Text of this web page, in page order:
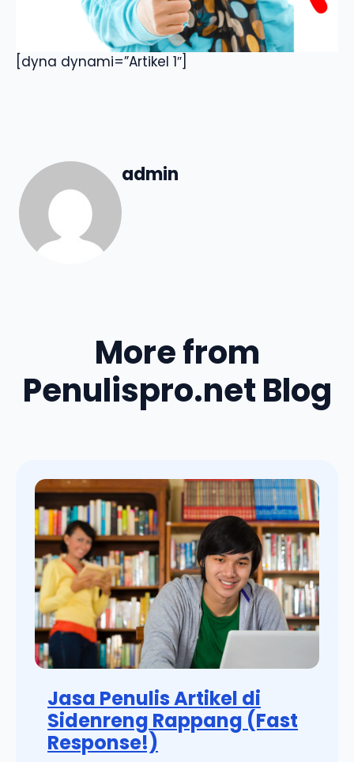
[dyna dynami=”Artikel 1″]
admin
More from
Penulispro.net Blog
Jasa Penulis Artikel di
Sidenreng Rappang (Fast
Response!)